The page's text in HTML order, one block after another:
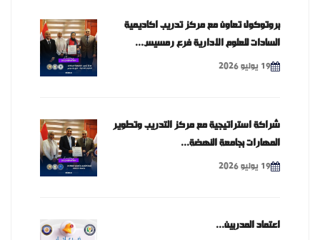
بروتوكول تعاون مع مركز تدريب اكاديمية
السادات للعلوم الادارية فرع رمسيس...
19 يوليو 2026
شراكة استراتيجية مع مركز التدريب وتطوير
المهارات بجامعة النهضة...
19 يوليو 2026
اعتماد المدربين...